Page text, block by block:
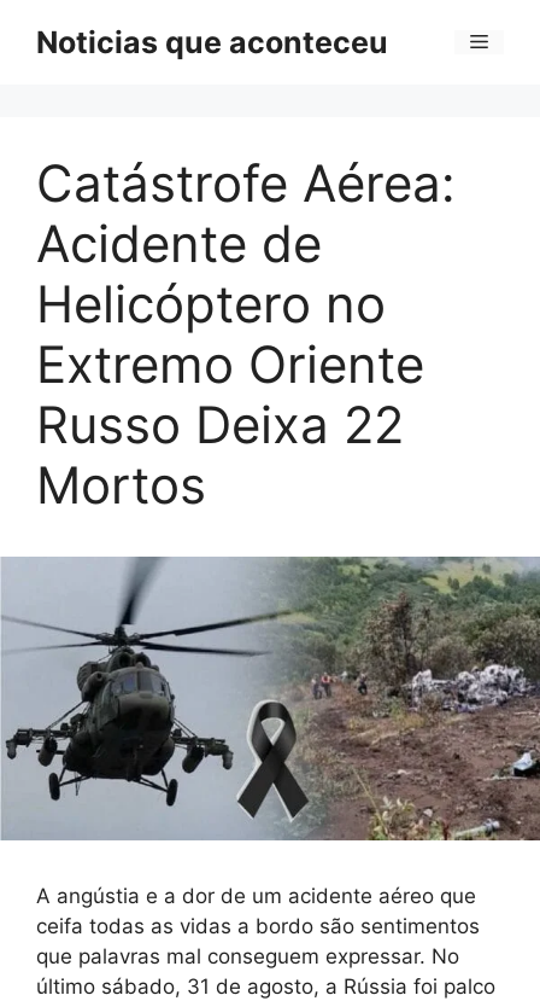
Noticias que aconteceu Menu
Catástrofe Aérea:
Acidente de
Helicóptero no
Extremo Oriente
Russo Deixa 22
Mortos
A angústia e a dor de um acidente aéreo que
ceifa todas as vidas a bordo são sentimentos
que palavras mal conseguem expressar. No
último sábado, 31 de agosto, a Rússia foi palco